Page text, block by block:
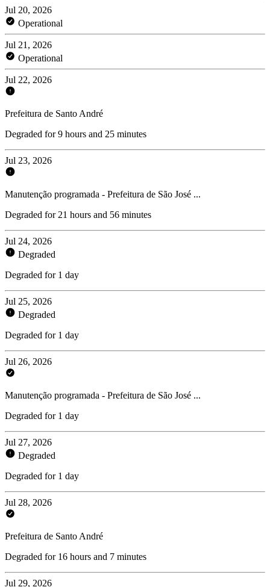
Jul 20, 2026
Operational
Jul 21, 2026
Operational
Jul 22, 2026
Prefeitura de Santo André
Degraded for 9 hours and 25 minutes
Jul 23, 2026
Manutenção programada - Prefeitura de São José ...
Degraded for 21 hours and 56 minutes
Jul 24, 2026
Degraded
Degraded for 1 day
Jul 25, 2026
Degraded
Degraded for 1 day
Jul 26, 2026
Manutenção programada - Prefeitura de São José ...
Degraded for 1 day
Jul 27, 2026
Degraded
Degraded for 1 day
Jul 28, 2026
Prefeitura de Santo André
Degraded for 16 hours and 7 minutes
Jul 29, 2026